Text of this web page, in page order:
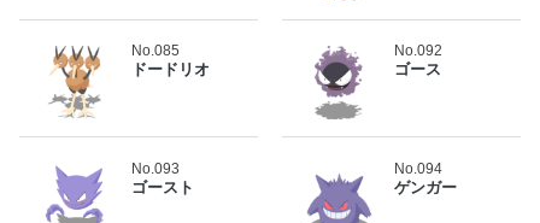
No.085
ドードリオ
No.092
ゴース
No.093
ゴースト
No.094
ゲンガー